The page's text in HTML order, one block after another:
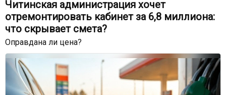
Читинская администрация хочет
отремонтировать кабинет за 6,8 миллиона:
что скрывает смета?
Оправдана ли цена?